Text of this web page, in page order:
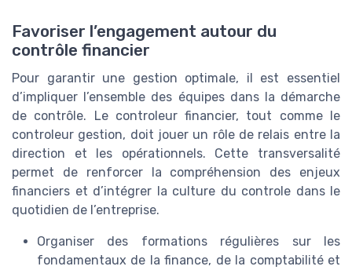
Favoriser l’engagement autour du
contrôle financier
Pour garantir une gestion optimale, il est essentiel
d’impliquer l’ensemble des équipes dans la démarche
de contrôle. Le controleur financier, tout comme le
controleur gestion, doit jouer un rôle de relais entre la
direction et les opérationnels. Cette transversalité
permet de renforcer la compréhension des enjeux
financiers et d’intégrer la culture du controle dans le
quotidien de l’entreprise.
Organiser des formations régulières sur les
fondamentaux de la finance, de la comptabilité et